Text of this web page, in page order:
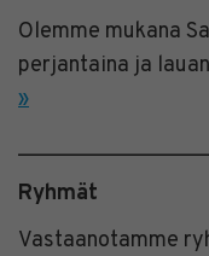
Olemme mukana
perjantaina ja
»
Ryhmät
Vastaanotamme